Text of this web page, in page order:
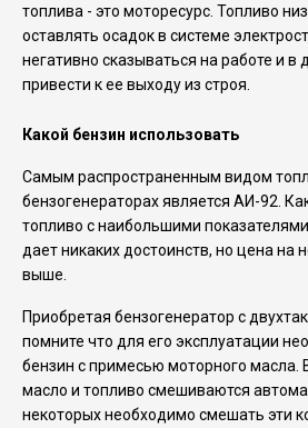
топлива - это моторесурс. Топливо
оставлять осадок в системе
негативно сказываться на работе и
привести к ее выходу из строя.
Какой бензин использовать
Самым распространенным видом
бензогенераторах является АИ-92.
топливо с наибольшими
дает никаких достоинств, но цена на
выше.
Приобретая бензогенератор с
помните что для его эксплуатации
бензин с примесью моторного масла.
масло и топливо смешиваются
некоторых необходимо смешать эти